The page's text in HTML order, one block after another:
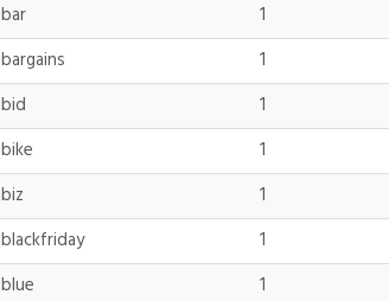
bar
1
bargains
1
bid
1
bike
1
biz
1
blackfriday
1
blue
1